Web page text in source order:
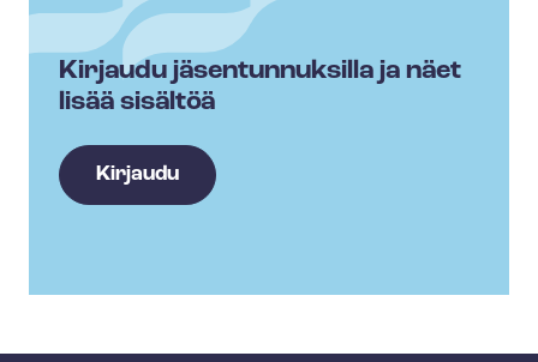
Kirjaudu jäsentunnuksilla ja näet
lisää sisältöä
Kirjaudu